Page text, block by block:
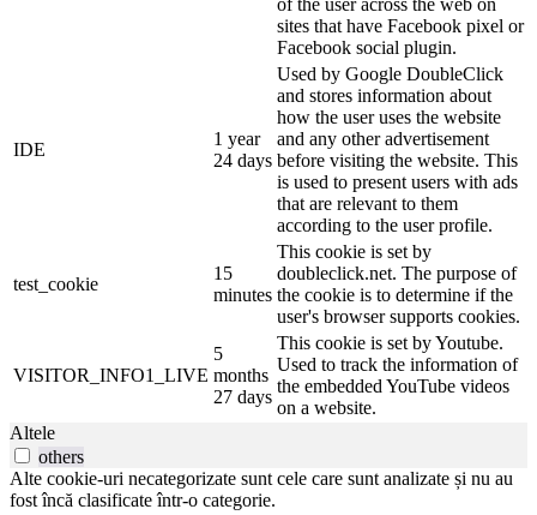
of the user across the web on
sites that have Facebook pixel or
Facebook social plugin.
IDE
1 year
24 days
Used by Google DoubleClick
and stores information about
how the user uses the website
and any other advertisement
before visiting the website. This
is used to present users with ads
that are relevant to them
according to the user profile.
test_cookie
15
minutes
This cookie is set by
doubleclick.net. The purpose of
the cookie is to determine if the
user's browser supports cookies.
VISITOR_INFO1_LIVE
5
months
27 days
This cookie is set by Youtube.
Used to track the information of
the embedded YouTube videos
on a website.
Altele
others
Alte cookie-uri necategorizate sunt cele care sunt analizate și nu au
fost încă clasificate într-o categorie.